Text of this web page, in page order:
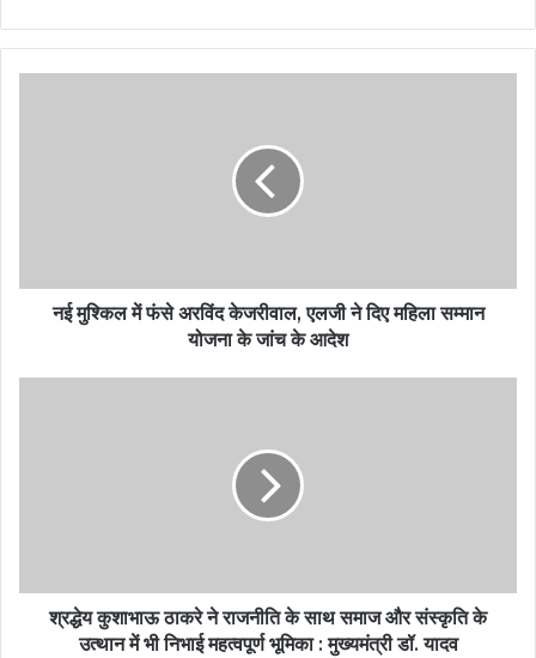
नई मुश्किल में फंसे अरविंद केजरीवाल, एलजी ने दिए महिला सम्मान
योजना के जांच के आदेश
श्रद्धेय कुशाभाऊ ठाकरे ने राजनीति के साथ समाज और संस्कृति के
उत्थान में भी निभाई महत्वपूर्ण भूमिका : मुख्यमंत्री डॉ. यादव